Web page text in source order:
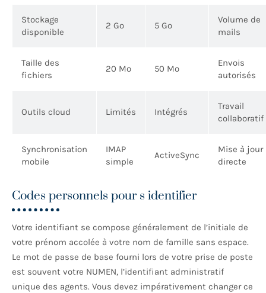
Stockage
disponible
2 Go 5 Go
Volume de
mails
Taille des
fichiers
20 Mo 50 Mo
Envois
autorisés
Outils cloud Limités Intégrés
Travail
collaboratif
Synchronisation
mobile
IMAP
simple
ActiveSync
Mise à jour
directe
Codes personnels pour s identifier
Votre identifiant se compose généralement de l’initiale de
votre prénom accolée à votre nom de famille sans espace.
Le mot de passe de base fourni lors de votre prise de poste
est souvent votre NUMEN, l’identifiant administratif
unique des agents. Vous devez impérativement changer ce